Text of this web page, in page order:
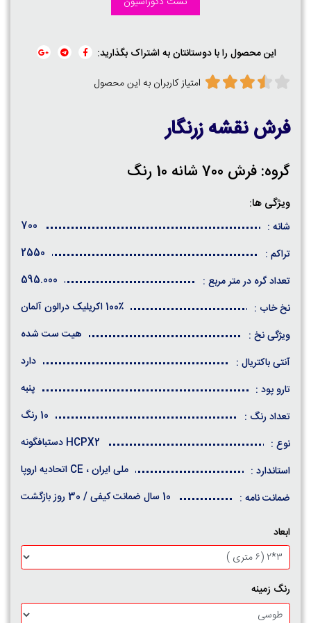
این محصول را با دوستانتان به اشتراک بگذارید:
امتیاز کاربران به این محصول
فرش نقشه زرنگار
گروه: فرش 700 شانه 10 رنگ
ویژگی ها:
شانه :
700
تراکم :
2550
تعداد گره در متر مربع :
595.000
نخ خاب :
100٪ اکریلیک درالون آلمان
ویژگی نخ :
هیت ست شده
آنتی باکتریال :
دارد
تارو پود :
پنبه
تعداد رنگ :
10 رنگ
نوع :
HCPX2 دستبافگونه
استاندارد :
ملی ایران ، CE اتحادیه اروپا
ضمانت نامه :
10 سال ضمانت کیفی / 30 روز بازگشت
ابعاد
رنگ زمینه